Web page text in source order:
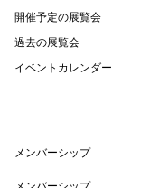
開催予定の展覧会
過去の展覧会
イベントカレンダー
メンバーシップ